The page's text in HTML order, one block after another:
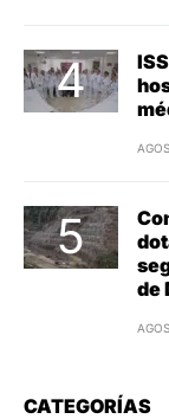
de
CATEGORÍAS